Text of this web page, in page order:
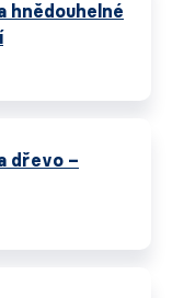
hnědouhelné
dřevo –